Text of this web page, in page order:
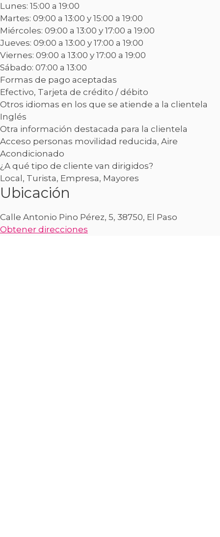
Lunes: 15:00 a 19:00
Martes: 09:00 a 13:00 y 15:00 a 19:00
Miércoles: 09:00 a 13:00 y 17:00 a 19:00
Jueves: 09:00 a 13:00 y 17:00 a 19:00
Viernes: 09:00 a 13:00 y 17:00 a 19:00
Sábado: 07:00 a 13:00
Formas de pago aceptadas
Efectivo, Tarjeta de crédito / débito
Otros idiomas en los que se atiende a la clientela
Inglés
Otra información destacada para la clientela
Acceso personas movilidad reducida, Aire
Acondicionado
¿A qué tipo de cliente van dirigidos?
Local, Turista, Empresa, Mayores
Ubicación
Calle Antonio Pino Pérez, 5, 38750, El Paso
Obtener direcciones